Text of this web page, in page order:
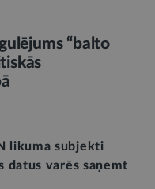
“balto
likuma subjekti
datus varēs saņemt